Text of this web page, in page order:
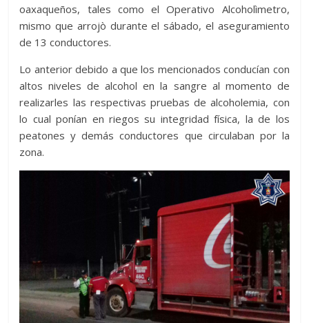
oaxaqueños, tales como el Operativo Alcoholìmetro,
mismo que arrojò durante el sábado, el aseguramiento
de 13 conductores.
Lo anterior debido a que los mencionados conducían con
altos niveles de alcohol en la sangre al momento de
realizarles las respectivas pruebas de alcoholemia, con
lo cual ponían en riegos su integridad física, la de los
peatones y demás conductores que circulaban por la
zona.